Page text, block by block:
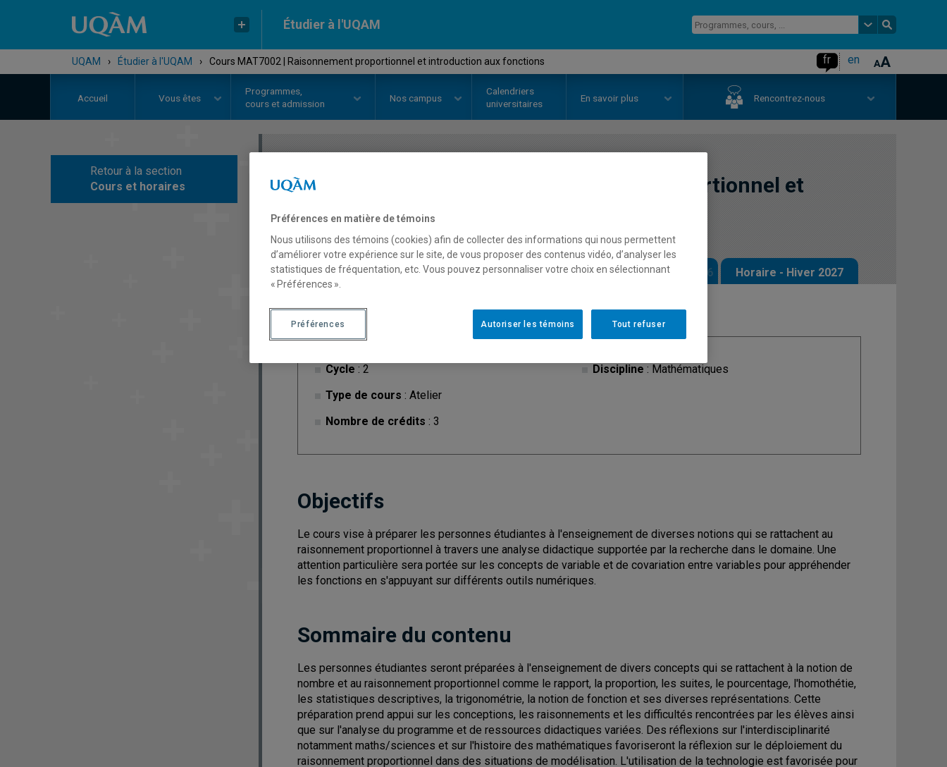
Étudier à l'UQAM
UQAM › Étudier à l'UQAM › Cours MAT7002 | Raisonnement proportionnel et introduction aux fonctions fr en
Accueil Vous êtes
Programmes,
cours et admission
Nos campus
Calendriers
universitaires
En savoir plus Rencontrez-nous
Retour à la section
Cours et horaires
COURS
Raisonnement proportionnel et
introduction aux fonctions
Description Horaire - Été 2026 Horaire - Automne 2026 Horaire - Hiver 2027
Cycle : 2
Type de cours : Atelier
Nombre de crédits : 3
Discipline : Mathématiques
Objectifs
Le cours vise à préparer les personnes étudiantes à l'enseignement de diverses notions qui se rattachent au
raisonnement proportionnel à travers une analyse didactique supportée par la recherche dans le domaine. Une
attention particulière sera portée sur les concepts de variable et de covariation entre variables pour appréhender
les fonctions en s'appuyant sur différents outils numériques.
Sommaire du contenu
Les personnes étudiantes seront préparées à l'enseignement de divers concepts qui se rattachent à la notion de
nombre et au raisonnement proportionnel comme le rapport, la proportion, les suites, le pourcentage, l'homothétie,
les statistiques descriptives, la trigonométrie, la notion de fonction et ses diverses représentations. Cette
préparation prend appui sur les conceptions, les raisonnements et les difficultés rencontrées par les élèves ainsi
que sur l'analyse du programme et de ressources didactiques variées. Des réflexions sur l'interdisciplinarité
notamment maths/sciences et sur l'histoire des mathématiques favoriseront la réflexion sur le déploiement du
raisonnement proportionnel dans des situations de modélisation. L'utilisation de la technologie est favorisée pour
Préférences en matière de témoins
Nous utilisons des témoins (cookies) afin de collecter des informations qui nous permettent
d’améliorer votre expérience sur le site, de vous proposer des contenus vidéo, d’analyser les
statistiques de fréquentation, etc. Vous pouvez personnaliser votre choix en sélectionnant
« Préférences ».
Tout refuser
Autoriser les témoins
Préférences